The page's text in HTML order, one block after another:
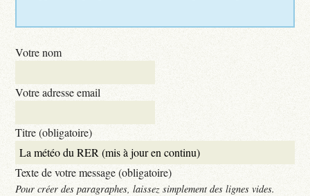
Votre nom
Votre adresse email
Titre (obligatoire)
Texte de votre message (obligatoire)
Pour créer des paragraphes, laissez simplement des lignes vides.